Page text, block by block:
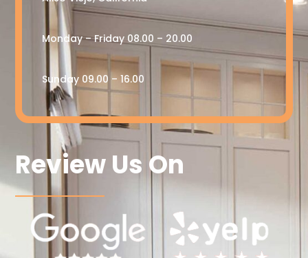
Monday – Friday 08.00 – 20.00
Sunday 09.00 – 16.00
Review Us On